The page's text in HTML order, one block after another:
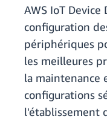
AWS IoT
configuration
périphériques
les meilleures
la maintenance
configurations
l'établissement